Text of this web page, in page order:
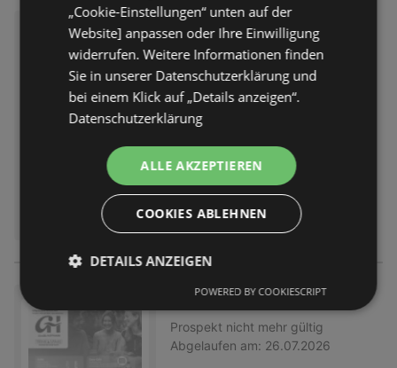
Getränkeangebote
Prospekt nicht mehr gültig
Abgelaufen am: 26.07.2026
Prospekt nicht mehr gültig
Abgelaufen am: 26.07.2026
„Cookie-Einstellungen“ unten auf der
Website] anpassen oder Ihre Einwilligung
widerrufen. Weitere Informationen finden
Sie in unserer Datenschutzerklärung und
bei einem Klick auf „Details anzeigen“.
Datenschutzerklärung
ALLE AKZEPTIEREN
COOKIES ABLEHNEN
DETAILS ANZEIGEN
POWERED BY COOKIESCRIPT